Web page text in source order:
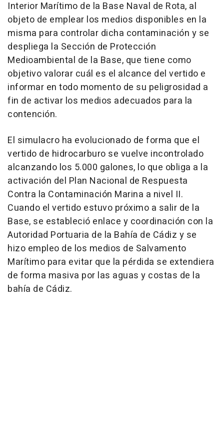
Interior Marítimo de la Base Naval de Rota, al
objeto de emplear los medios disponibles en la
misma para controlar dicha contaminación y se
despliega la Sección de Protección
Medioambiental de la Base, que tiene como
objetivo valorar cuál es el alcance del vertido e
informar en todo momento de su peligrosidad a
fin de activar los medios adecuados para la
contención.
El simulacro ha evolucionado de forma que el
vertido de hidrocarburo se vuelve incontrolado
alcanzando los 5.000 galones, lo que obliga a la
activación del Plan Nacional de Respuesta
Contra la Contaminación Marina a nivel II.
Cuando el vertido estuvo próximo a salir de la
Base, se estableció enlace y coordinación con la
Autoridad Portuaria de la Bahía de Cádiz y se
hizo empleo de los medios de Salvamento
Marítimo para evitar que la pérdida se extendiera
de forma masiva por las aguas y costas de la
bahía de Cádiz.